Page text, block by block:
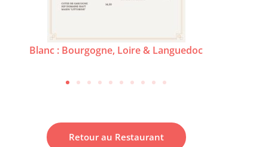
Blanc : Bourgogne, Loire & Languedoc
Retour au Restaurant